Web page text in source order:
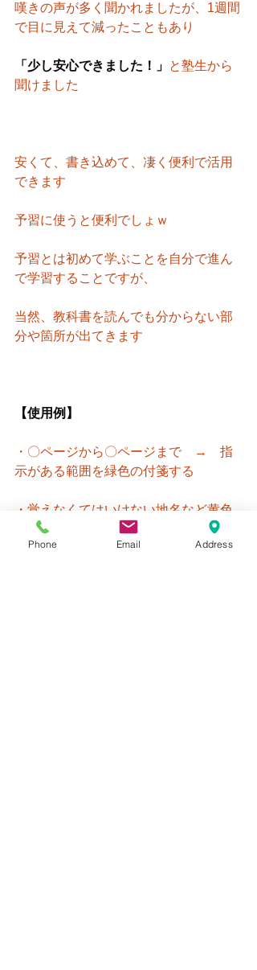
嘆きの声が多く聞かれましたが、1週間
で目に見えて減ったこともあり
「少し安心できました！」 と塾生から
聞けました
安くて、書き込めて、凄く便利で活用
できます
予習に使うと便利でしょｗ
予習とは初めて学ぶことを自分で進ん
で学習することですが、
当然、教科書を読んでも分からない部
分や箇所が出てきます
【使用例】
・〇ページから〇ページまで　→　指
示がある範囲を緑色の付箋する
・覚えなくてはいけない地名など黄色
の付箋をする
Phone Email Address